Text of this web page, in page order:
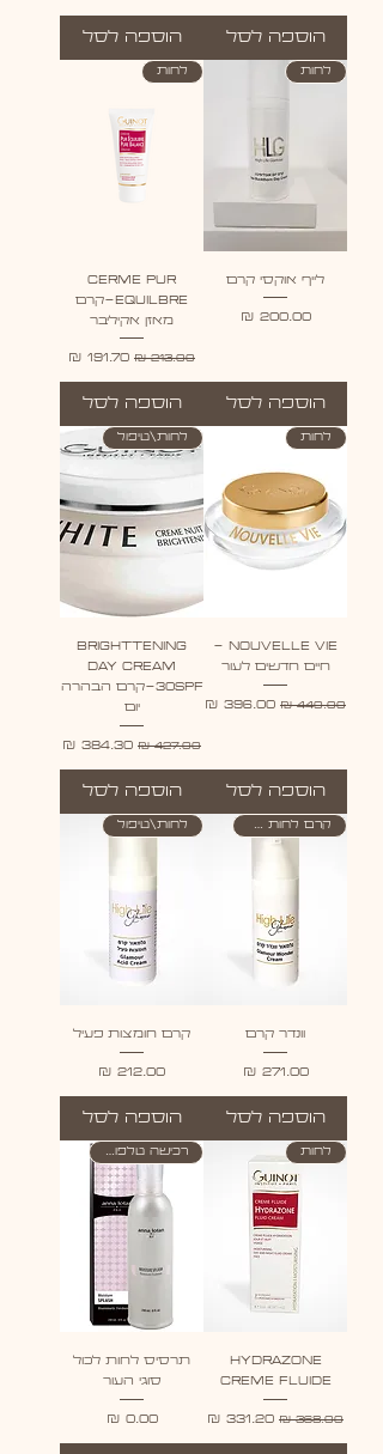
הוספה לסל הוספה לסל
לחות
לייף אוקסי קרם
מחיר‏200.00 ‏₪
הוספה לסל
לחות
CERME PUR
EQUILBRE-קרם
מאזן אקיליבר
מחיר רגיל מחיר מבצע
הוספה לסל
לחות
NOUVELLE VIE -
חיים חדשים לעור
מחיר רגיל מחיר מבצע
הוספה לסל
לחות\טיפול
Brighttening
day cream
30spf-קרם הבהרה
יום
מחיר רגיל מחיר מבצע
הוספה לסל
קרם לחות \טיפול
וונדר קרם
מחיר‏271.00 ‏₪
הוספה לסל
לחות\טיפול
קרם חומצות פעיל
מחיר
הוספה לסל
לחות
HYDRAZONE
CREME FLUIDE
מחיר רגיל מחיר מבצע
רכישה טלפונית בלבד
תרסיס לחות לכול
סוגי העור
מחיר‏0.00 ‏₪